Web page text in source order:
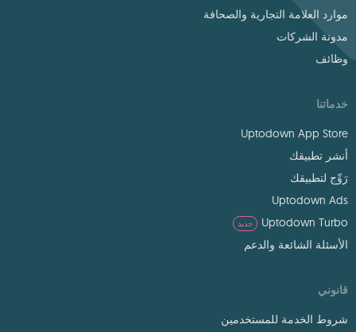
موارد العلامة التجارية والصحافة
مدونة الشركات
وظائف
خدماتنا
Uptodown App Store
أنشر تطبيقك
رَوِّج لتطبيقك
Uptodown Ads
Uptodown Turbo
جديد
الأسئلة الشائعة والدعم
قانوني
شروط الخدمة للمستخدمين